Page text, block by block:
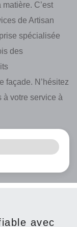
C’est
de Artisan
spécialisée
des
façade. N’hésitez
à votre service à
avec